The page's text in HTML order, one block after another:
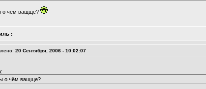
о чём ващще?
:
20 Сентября, 2006 - 10:02:07
о чём ващще?